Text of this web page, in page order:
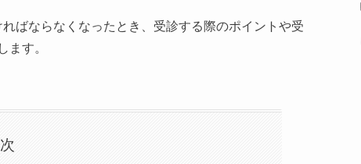
ばならなくなったとき、受診する際のポイントや受
ます。